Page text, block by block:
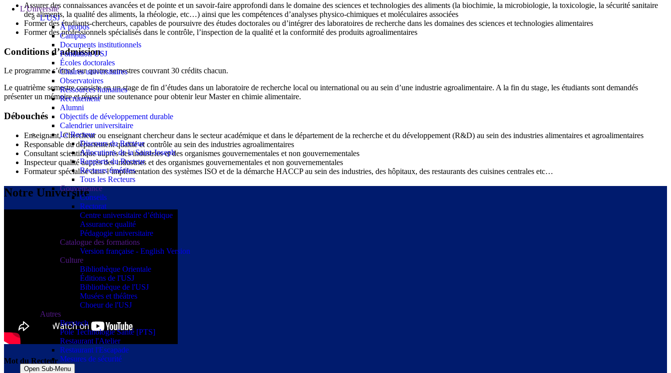
L'Université
L'USJ
À propos
Campus
Documents institutionnels
Fondation USJ
Écoles doctorales
Chaires universitaires
Observatoires
Ressources humaines
Recrutement
Alumni
Objectifs de développement durable
Calendrier universitaire
Le Recteur
Discours du Recteur
Allocutions de la Saint-Joseph
Rapports du Recteur
Recteurs émérites
Tous les Recteurs
Gouvernance
Conseils
Rectorat
Centre universitaire d’éthique
Assurance qualité
Pédagogie universitaire
Catalogue des formations
Version française - English Version
Culture
Bibliothèque Orientale
Éditions de l'USJ
Bibliothèque de l'USJ
Musées et théâtres
Choeur de l'USJ
Autres
Berytech
Pôle Technologie Santé [PTS]
Restaurant l'Atelier
Restaurant l'Escapade
Mesures de sécurité
Open Sub-Menu
Assurer des connaissances avancées et de pointe et un savoir-faire approfondi dans le domaine des sciences et technologies des aliments (la biochimie, la microbiologie, la toxicologie, la sécurité sanitaire
des aliments, la qualité des aliments, la rhéologie, etc…) ainsi que les compétences d’analyses physico-chimiques et moléculaires associées
Former des étudiants-chercheurs, capables de poursuivre des études doctorales ou d’intégrer des laboratoires de recherche dans les domaines des sciences et technologies alimentaires
Former des professionnels spécialisés dans le contrôle, l’inspection de la qualité et la conformité des produits agroalimentaires
Conditions d’admission
Le programme s’étend sur quatre semestres couvrant 30 crédits chacun.
Le quatrième semestre consiste en un stage de fin d’études dans un laboratoire de recherche local ou international ou au sein d’une industrie agroalimentaire. A la fin du stage, les étudiants sont demandés
présenter un mémoire et réussir une soutenance pour obtenir leur Master en chimie alimentaire.
Débouchés
Enseignant, Chercheur ou enseignant chercheur dans le secteur académique et dans le département de la recherche et du développement (R&D) au sein des industries alimentaires et agroalimentaires
Responsable du département qualité et contrôle au sein des industries agroalimentaires
Consultant scientifique auprès des industries et des organismes gouvernementales et non gouvernementales
Inspecteur qualité auprès des industries et des organismes gouvernementales et non gouvernementales
Formateur spécialisé dans l’implémentation des systèmes ISO et de la démarche HACCP au sein des industries, des hôpitaux, des restaurants des cuisines centrales etc…
Notre Université
Mot du Recteur